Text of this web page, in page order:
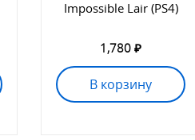
Impossible Lair (PS4)
1,780 ₽
В корзину